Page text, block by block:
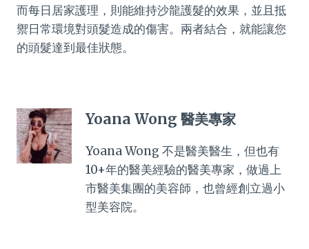
而每日居家護理，則能維持沙龍護髮的效果，並且抵
禦日常環境對頭髮造成的傷害。兩者結合，就能讓您
的頭髮達到最佳狀態。
Yoana Wong 醫美專家
Yoana Wong 不是醫美醫生，但也有
10+年的醫美經驗的醫美專家，做過上
市醫美集團的美容師，也曾經創立過小
型美容院。